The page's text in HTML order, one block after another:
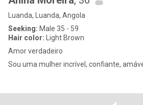
Luanda, Luanda, Angola
Seeking: Male 35 - 59
Hair color: Light Brown
Amor verdadeiro
Sou uma mulher incrível, confiante,